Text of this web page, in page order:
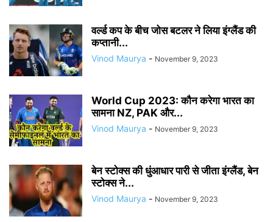
वर्ल्ड कप के बीच जोस बटलर ने लिया इंग्लैंड की
कप्तानी...
Vinod Maurya - November 9, 2023
World Cup 2023: कौन करेगा भारत का
सामना NZ, PAK और...
Vinod Maurya - November 9, 2023
बेन स्टोक्स की धुंआधार पारी से जीता इंग्लैंड, बेन
स्टोक्स ने...
Vinod Maurya - November 9, 2023